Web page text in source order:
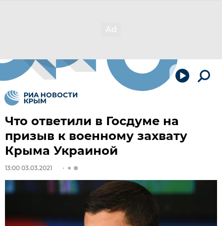
Что ответили в Госдуме на
призыв к военному захвату
Крыма Украиной
13:00 03.03.2021